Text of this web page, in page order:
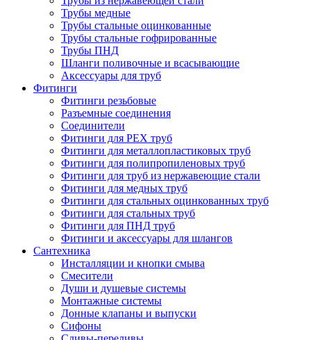
Трубы медные
Трубы стальные оцинкованные
Трубы стальные гофрированные
Трубы ПНД
Шланги поливочные и всасывающие
Аксессуары для труб
Фитинги
Фитинги резьбовые
Разъемные соединения
Соединители
Фитинги для PEX труб
Фитинги для металлопластиковых труб
Фитинги для полипропиленовых труб
Фитинги для труб из нержавеющие стали
Фитинги для медных труб
Фитинги для стальных оцинкованных труб
Фитинги для стальных труб
Фитинги для ПНД труб
Фитинги и аксессуары для шлангов
Сантехника
Инсталляции и кнопки смыва
Смесители
Души и душевые системы
Монтажные системы
Донные клапаны и выпуски
Сифоны